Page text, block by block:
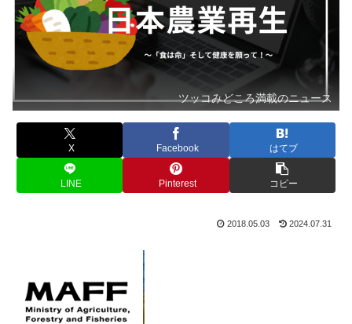
ツッコみどころ満載のニュース
X Facebook はてブ
LINE Pinterest コピー
2018.05.03 2024.07.31